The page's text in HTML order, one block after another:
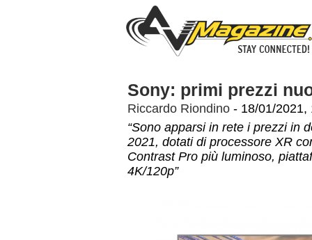
Sony: primi prezzi
Riccardo Riondino - 18/01/2021,
“Sono apparsi in rete i prezzi in
2021, dotati di processore XR
Contrast Pro più luminoso,
4K/120p”